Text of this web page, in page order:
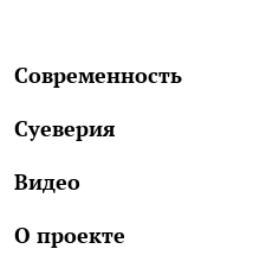
Современность
Суеверия
Видео
О проекте